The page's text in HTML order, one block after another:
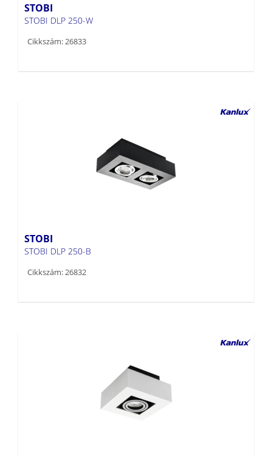
STOBI
STOBI DLP 250-W
Cikkszám: 26833
STOBI
STOBI DLP 250-B
Cikkszám: 26832